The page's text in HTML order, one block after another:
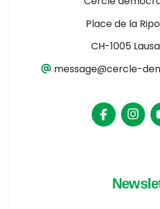
Place de la
CH-1005
message@cercle-